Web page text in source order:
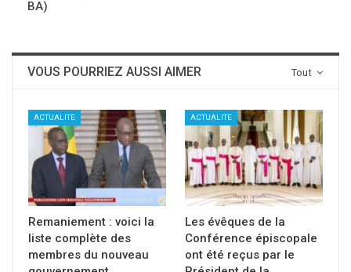
BA)
Tout
VOUS POURRIEZ AUSSI AIMER
ACTUALITE
Remaniement : voici la
liste complète des
membres du nouveau
ACTUALITE
Les évêques de la
Conférence épiscopale
ont été reçus par le